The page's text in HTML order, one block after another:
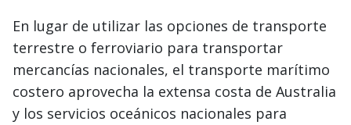
En lugar de utilizar las opciones de transporte
terrestre o ferroviario para transportar
mercancías nacionales, el transporte marítimo
costero aprovecha la extensa costa de Australia
y los servicios oceánicos nacionales para